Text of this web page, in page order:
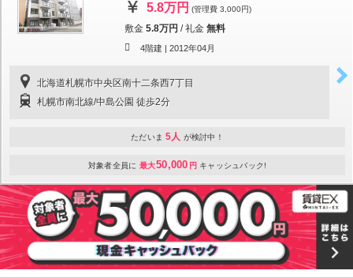
5.8万円 (管理費 3,000円)
敷金 5.8万円 /礼金 無料
4階建 | 2012年04月
北海道札幌市中央区南十二条西7丁目
札幌市南北線/中島公園 徒歩2分
ただいま 5人 が検討中！
対象者全員に 最大50,000 円 キャッシュバック!